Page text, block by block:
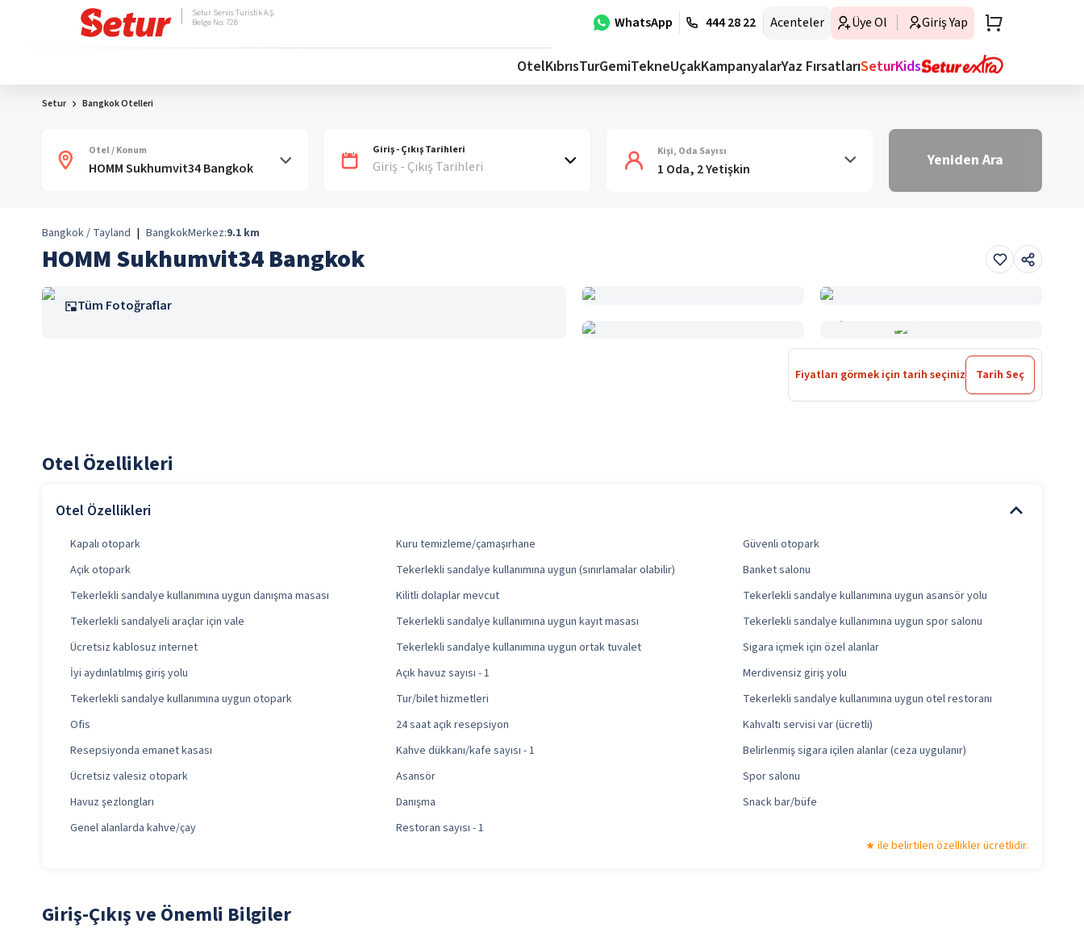
WhatsApp 444 28 22 Acenteler Üye Ol Giriş Yap
Setur Servis Turistik A.Ş.
Belge No: 728
OtelKıbrısTurGemiTekneUçakKampanyalarYaz FırsatlarıSeturKids
Setur Bangkok Otelleri
Otel / Konum Giriş - Çıkış Tarihleri
Giriş - Çıkış Tarihleri
Kişi, Oda Sayısı
1 Oda, 2 Yetişkin Yeniden Ara
Bangkok / Tayland | BangkokMerkez:9.1 km
HOMM Sukhumvit34 Bangkok
Tüm Fotoğraflar
Fiyatları görmek için tarih seçiniz Tarih Seç
Otel Özellikleri
Otel Özellikleri
Kapalı otopark Kuru temizleme/çamaşırhane
Güvenli otopark
Açık otopark
Tekerlekli sandalye kullanımına uygun (sınırlamalar olabilir)
Banket salonu
Tekerlekli sandalye kullanımına uygun danışma masası
Kilitli dolaplar mevcut
Tekerlekli sandalye kullanımına uygun asansör yolu
Tekerlekli sandalyeli araçlar için vale
Tekerlekli sandalye kullanımına uygun kayıt masası
Tekerlekli sandalye kullanımına uygun spor salonu
Ücretsiz kablosuz internet
Tekerlekli sandalye kullanımına uygun ortak tuvalet
Sigara içmek için özel alanlar
İyi aydınlatılmış giriş yolu
Açık havuz sayısı - 1
Merdivensiz giriş yolu
Tekerlekli sandalye kullanımına uygun otopark
Tur/bilet hizmetleri
Tekerlekli sandalye kullanımına uygun otel restoranı
Ofis
24 saat açık resepsiyon
Kahvaltı servisi var (ücretli)
Resepsiyonda emanet kasası
Kahve dükkanı/kafe sayısı - 1
Belirlenmiş sigara içilen alanlar (ceza uygulanır)
Ücretsiz valesiz otopark
Asansör
Spor salonu
Havuz şezlongları
Danışma
Snack bar/büfe
Genel alanlarda kahve/çay
Restoran sayısı - 1
ile belirtilen özellikler ücretlidir.
Giriş-Çıkış ve Önemli Bilgiler